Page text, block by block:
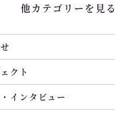
他カテゴリーを見る
クト
インタビュー